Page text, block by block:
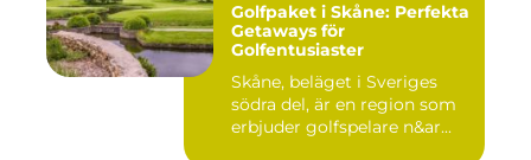
Golfpaket i Skåne: Perfekta
Getaways för
Golfentusiaster
Skåne, beläget i Sveriges
södra del, är en region som
erbjuder golfspelare n&ar...